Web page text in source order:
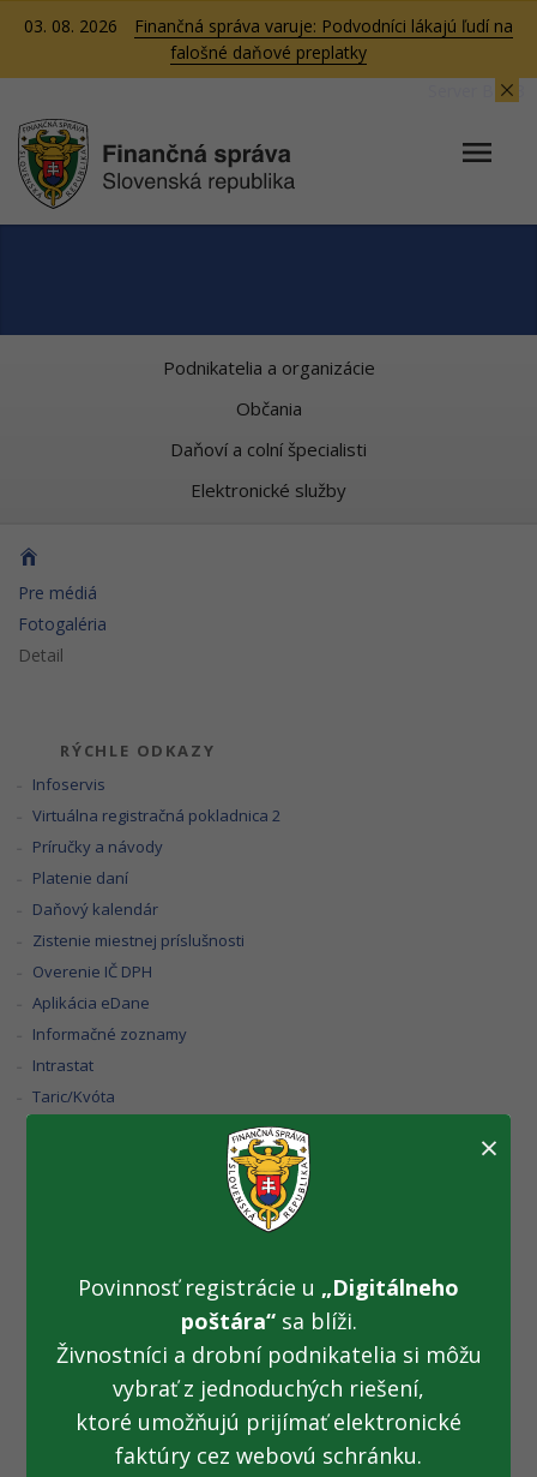
03. 08. 2026
Finančná správa varuje: Podvodníci lákajú ľudí na
falošné daňové preplatky
Server BB03
Podnikatelia a organizácie
Občania
Daňoví a colní špecialisti
Elektronické služby
Pre médiá
Fotogaléria
Detail
RÝCHLE ODKAZY
Infoservis
Virtuálna registračná pokladnica 2
Príručky a návody
Platenie daní
Daňový kalendár
Zistenie miestnej príslušnosti
Overenie IČ DPH
Aplikácia eDane
Informačné zoznamy
Intrastat
Taric/Kvóta
Colníci zaistili
falzifikáty pracích
gélov (27.09.2024)
Fotogaléria k TS z 27.09.2024: Colníci zaistili falzifikáty
pracích gélov
×
Povinnosť registrácie u „Digitálneho
poštára“sa blíži.
Živnostníci a drobní podnikatelia si môžu
vybrať z jednoduchých riešení,
ktoré umožňujú prijímať elektronické
faktúry cez webovú schránku.